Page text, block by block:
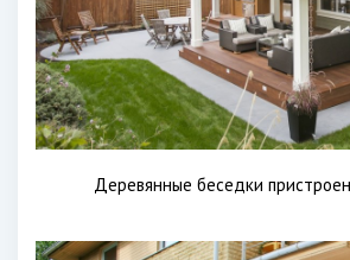
Деревянные беседки